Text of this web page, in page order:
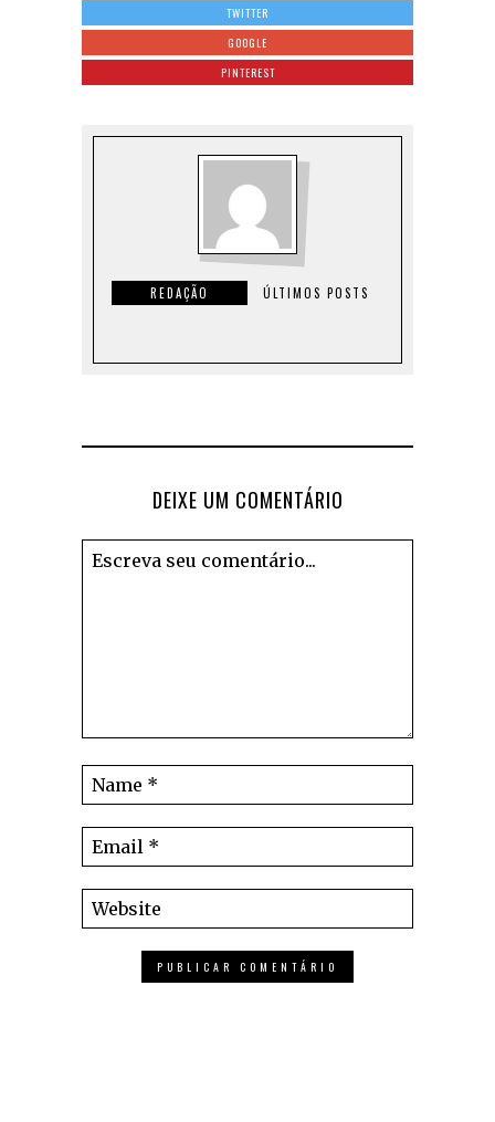
TWITTER
GOOGLE
PINTEREST
REDAÇÃO ÚLTIMOS POSTS
DEIXE UM COMENTÁRIO